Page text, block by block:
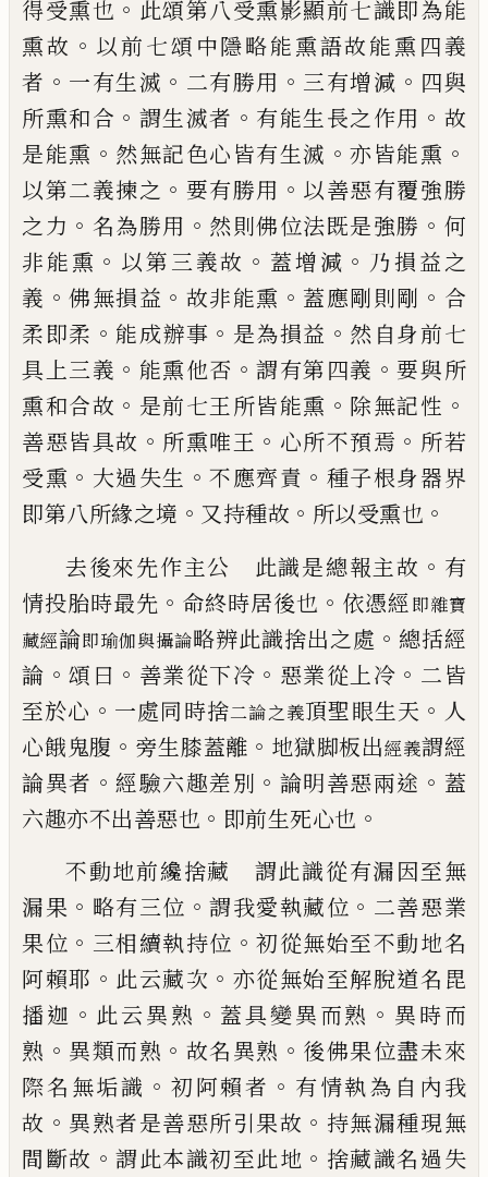
得受熏也 。 此頌第八受熏影顯前七識即為能
熏故 。 以前七頌中隱略能熏語故能熏四義
者 。 一有生滅 。 二有勝用 。 三有增減 。 四與
所熏和合 。 謂生滅者 。 有能生長之作用 。 故
是能熏 。 然無記色心皆有生滅 。亦皆能熏 。
以第二義揀之 。 要有勝用 。 以善惡有覆強勝
之力 。 名為勝用 。 然則佛位法既是強勝 。 何
非能熏 。 以第三義故 。 蓋增減 。 乃損益之
義 。佛無損益 。 故非能熏 。 蓋應剛則剛 。 合
柔即柔 。 能成辦事 。 是為損益 。 然自身前七
具上三義 。 能熏他否 。謂有第四義 。要與所
熏和合故 。 是前七王所皆能熏 。 除無記性 。
善惡皆具故 。 所熏唯王 。 心所不預焉 。 所若
受熏 。 大過失生 。不應齊責 。 種子根身器界
即第八所緣之境 。 又持種故 。 所以受熏也 。
去後來先作主公 此識是總報主故 。 有
情投胎時最先 。 命終時居後也 。 依憑經即雜寶
藏經論即瑜伽與攝論略辨此識捨出之處 。 總括經
論 。頌曰 。 善業從下冷 。 惡業從上冷 。 二皆
至於心 。 一處同時捨二論之義頂聖眼生天 。 人
心餓鬼腹 。 旁生膝蓋離 。 地獄脚板出經義謂經
論異者 。 經驗六趣差別 。 論明善惡兩途 。 蓋
六趣亦不出善惡也 。 即前生死心也 。
不動地前纔捨藏 謂此識從有漏因至無
漏果 。 略有三位 。謂我愛執藏位 。 二善惡業
果位 。 三相續執持位 。初從無始至不動地名
阿賴耶 。 此云藏次 。 亦從無始至解脫道名毘
播迦 。 此云異熟 。 蓋具變異而熟 。 異時而
熟 。 異類而熟 。 故名異熟 。 後佛果位盡未來
際名無垢識 。 初阿賴者 。 有情執為自內我
故 。 異熟者是善惡所引果故 。 持無漏種現無
間斷故 。謂此本識初至此地 。 捨藏識名過失